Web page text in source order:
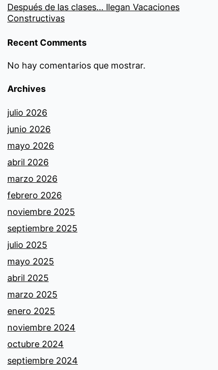
Después de las clases… llegan Vacaciones
Constructivas
Recent Comments
No hay comentarios que mostrar.
Archives
julio 2026
junio 2026
mayo 2026
abril 2026
marzo 2026
febrero 2026
noviembre 2025
septiembre 2025
julio 2025
mayo 2025
abril 2025
marzo 2025
enero 2025
noviembre 2024
octubre 2024
septiembre 2024